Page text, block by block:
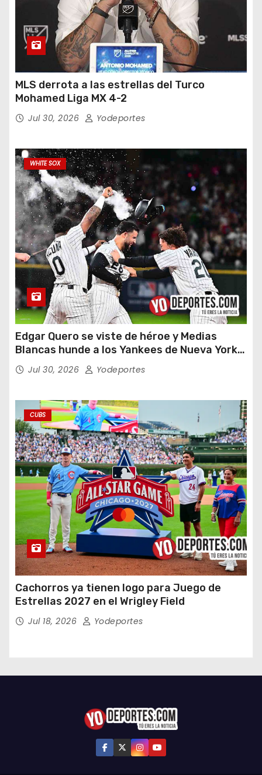
MLS derrota a las estrellas del Turco
Mohamed Liga MX 4-2
Jul 30, 2026 Yodeportes
WHITE SOX
Edgar Quero se viste de héroe y Medias
Blancas hunde a los Yankees de Nueva York
en doce entradas
Jul 30, 2026 Yodeportes
CUBS
Cachorros ya tienen logo para Juego de
Estrellas 2027 en el Wrigley Field
Jul 18, 2026 Yodeportes